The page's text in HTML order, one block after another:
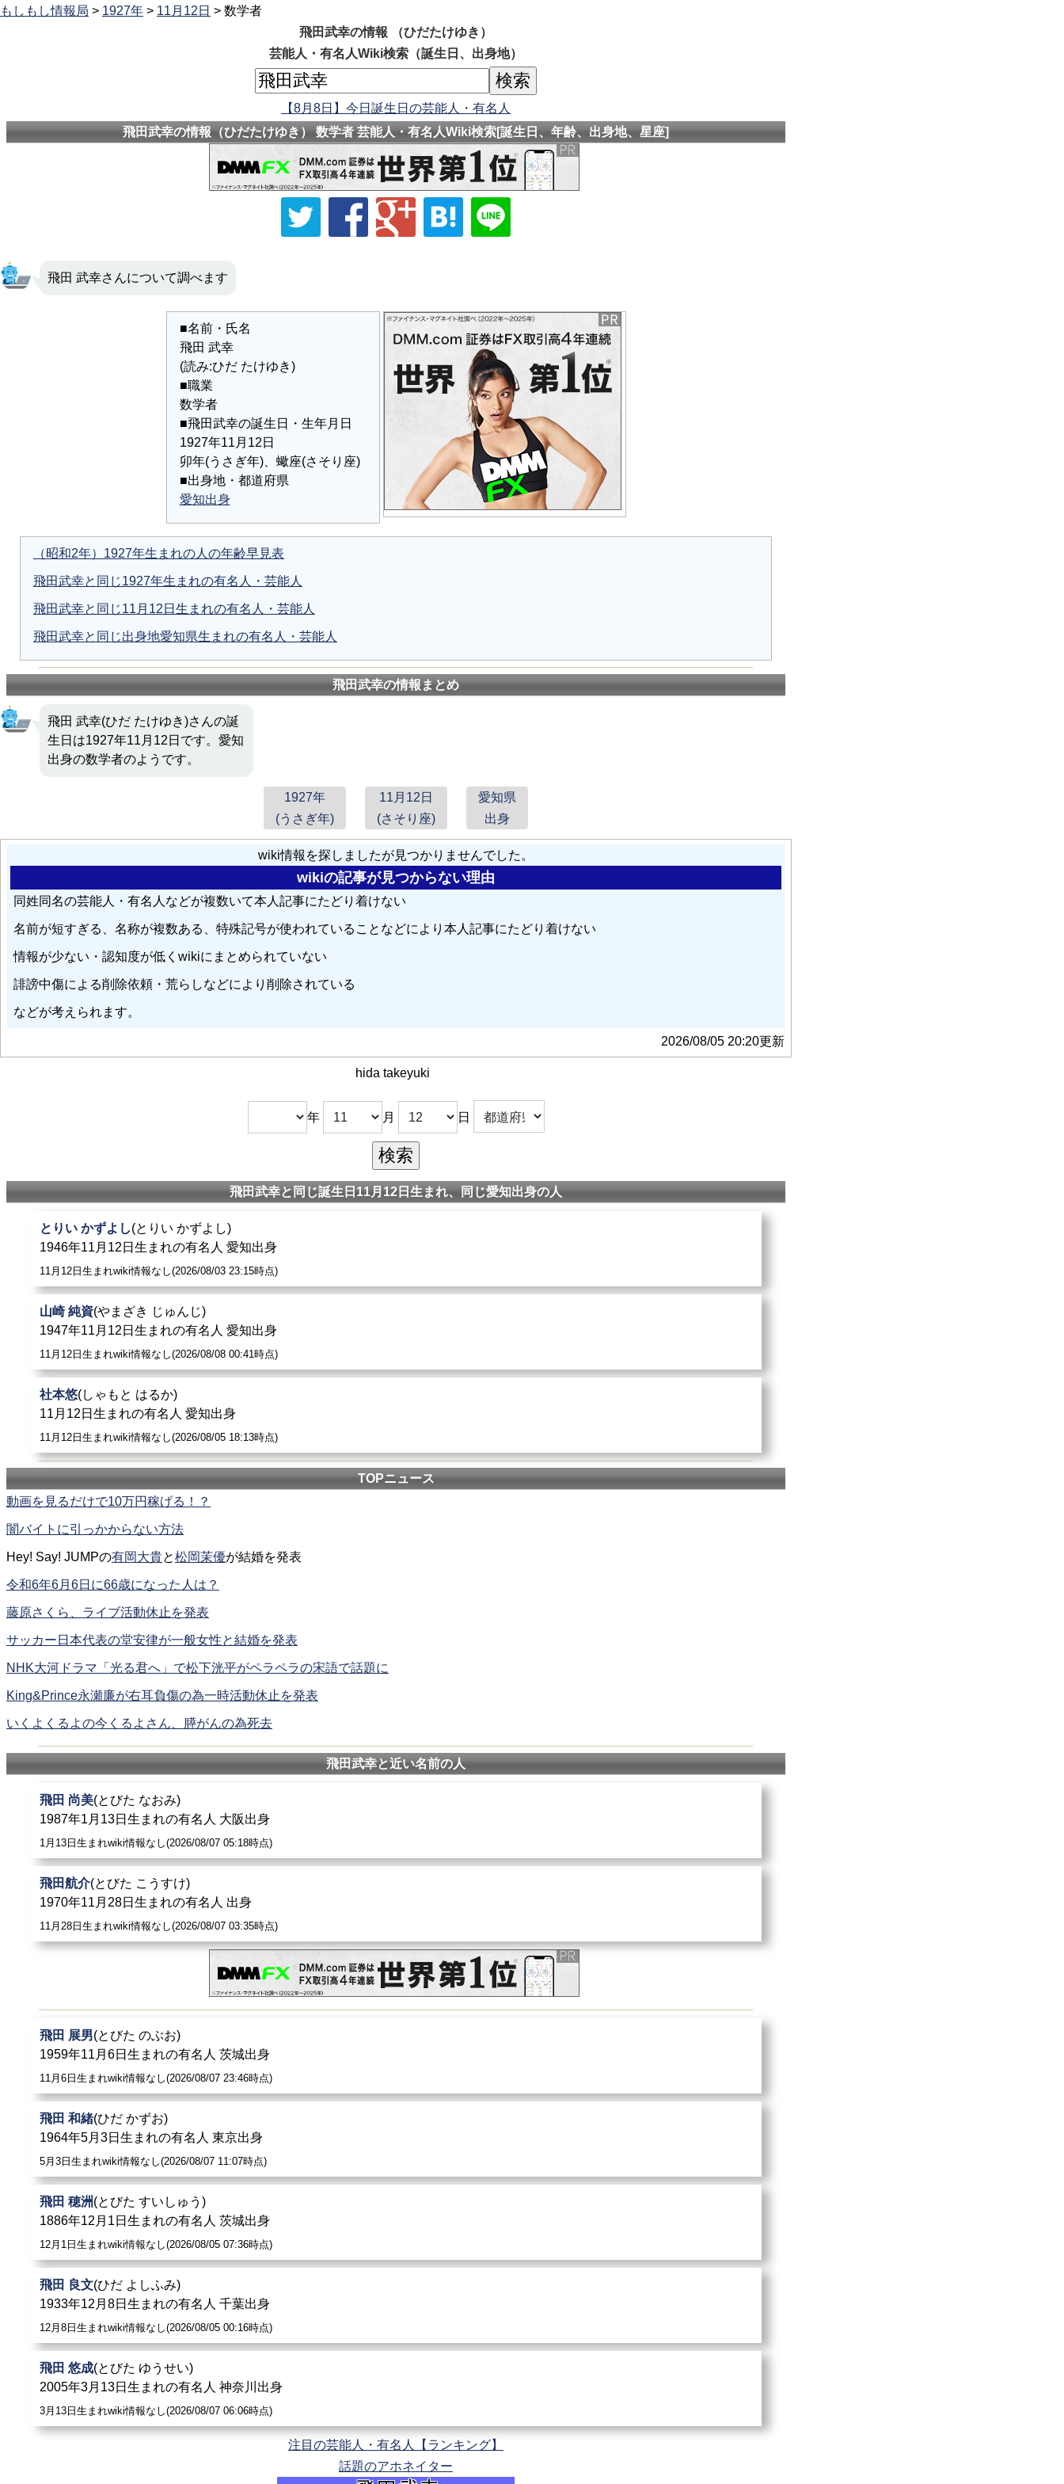
もしもし情報局 > 1927年 > 11月12日 > 数学者
飛田武幸の情報 （ひだたけゆき）
芸能人・有名人Wiki検索（誕生日、出身地）
【8月8日】今日誕生日の芸能人・有名人
飛田武幸の情報（ひだたけゆき） 数学者 芸能人・有名人Wiki検索[誕生日、年齢、出身地、星座]
飛田 武幸さんについて調べます
■名前・氏名
飛田 武幸
(読み:ひだ たけゆき)
■職業
数学者
■飛田武幸の誕生日・生年月日
1927年11月12日
卯年(うさぎ年)、蠍座(さそり座)
■出身地・都道府県
愛知出身
（昭和2年）1927年生まれの人の年齢早見表
飛田武幸と同じ1927年生まれの有名人・芸能人
飛田武幸と同じ11月12日生まれの有名人・芸能人
飛田武幸と同じ出身地愛知県生まれの有名人・芸能人
飛田武幸の情報まとめ
飛田 武幸(ひだ たけゆき)さんの誕
生日は1927年11月12日です。愛知
出身の数学者のようです。
1927年
(うさぎ年)
11月12日
(さそり座)
愛知県
出身
wiki情報を探しましたが見つかりませんでした。
wikiの記事が見つからない理由
同姓同名の芸能人・有名人などが複数いて本人記事にたどり着けない
名前が短すぎる、名称が複数ある、特殊記号が使われていることなどにより本人記事にたどり着けない
情報が少ない・認知度が低くwikiにまとめられていない
誹謗中傷による削除依頼・荒らしなどにより削除されている
などが考えられます。
2026/08/05 20:20更新
hida takeyuki
年 月 日
飛田武幸と同じ誕生日11月12日生まれ、同じ愛知出身の人
とりい かずよし(とりい かずよし)
1946年11月12日生まれの有名人 愛知出身
11月12日生まれwiki情報なし(2026/08/03 23:15時点)
山崎 純資(やまざき じゅんじ)
1947年11月12日生まれの有名人 愛知出身
11月12日生まれwiki情報なし(2026/08/08 00:41時点)
社本悠(しゃもと はるか)
11月12日生まれの有名人 愛知出身
11月12日生まれwiki情報なし(2026/08/05 18:13時点)
TOPニュース
動画を見るだけで10万円稼げる！？
闇バイトに引っかからない方法
Hey! Say! JUMPの有岡大貴と松岡茉優が結婚を発表
令和6年6月6日に66歳になった人は？
藤原さくら、ライブ活動休止を発表
サッカー日本代表の堂安律が一般女性と結婚を発表
NHK大河ドラマ「光る君へ」で松下洸平がペラペラの宋語で話題に
King&Prince永瀬廉が右耳負傷の為一時活動休止を発表
いくよくるよの今くるよさん、膵がんの為死去
飛田武幸と近い名前の人
飛田 尚美(とびた なおみ)
1987年1月13日生まれの有名人 大阪出身
1月13日生まれwiki情報なし(2026/08/07 05:18時点)
飛田航介(とびた こうすけ)
1970年11月28日生まれの有名人 出身
11月28日生まれwiki情報なし(2026/08/07 03:35時点)
飛田 展男(とびた のぶお)
1959年11月6日生まれの有名人 茨城出身
11月6日生まれwiki情報なし(2026/08/07 23:46時点)
飛田 和緒(ひだ かずお)
1964年5月3日生まれの有名人 東京出身
5月3日生まれwiki情報なし(2026/08/07 11:07時点)
飛田 穂洲(とびた すいしゅう)
1886年12月1日生まれの有名人 茨城出身
12月1日生まれwiki情報なし(2026/08/05 07:36時点)
飛田 良文(ひだ よしふみ)
1933年12月8日生まれの有名人 千葉出身
12月8日生まれwiki情報なし(2026/08/05 00:16時点)
飛田 悠成(とびた ゆうせい)
2005年3月13日生まれの有名人 神奈川出身
3月13日生まれwiki情報なし(2026/08/07 06:06時点)
注目の芸能人・有名人【ランキング】
話題のアホネイター